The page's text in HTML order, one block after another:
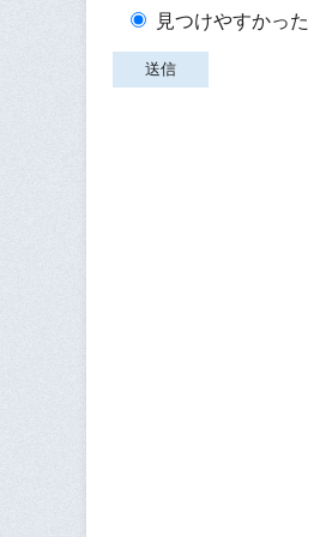
見つけやすかった